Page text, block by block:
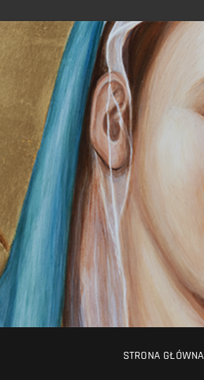
STRONA GŁÓWNA